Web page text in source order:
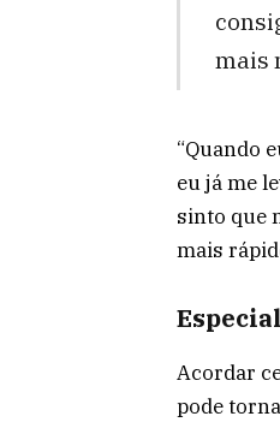
mais
“Quando
eu já me
sinto que
mais
Acordar
pode